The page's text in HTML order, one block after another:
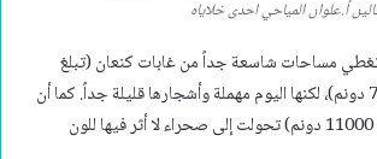
أ.علوان المياحي احدى خلاياه
تغطي مساحات شاسعة جداً من غابات كنعان (تبلغ
مساحتها أكثر من 7000 دونم)، لكنها اليوم مهملة وأشجارها قليلة جداً. كما أن
غابات مندلي (بمساحة 11000 دونم) تحولت إلى صحراء لا أثر فيها للون